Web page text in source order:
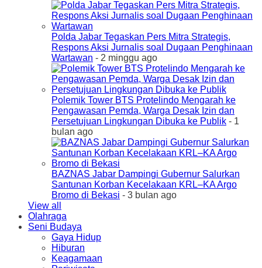
Polda Jabar Tegaskan Pers Mitra Strategis,
Respons Aksi Jurnalis soal Dugaan Penghinaan
Wartawan - 2 minggu ago
Polemik Tower BTS Protelindo Mengarah ke
Pengawasan Pemda, Warga Desak Izin dan
Persetujuan Lingkungan Dibuka ke Publik - 1
bulan ago
BAZNAS Jabar Dampingi Gubernur Salurkan
Santunan Korban Kecelakaan KRL–KA Argo
Bromo di Bekasi - 3 bulan ago
View all
Olahraga
Seni Budaya
Gaya Hidup
Hiburan
Keagamaan